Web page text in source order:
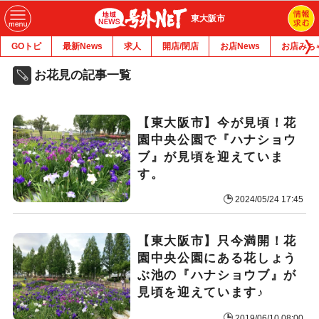
東大阪市
GOトピ 最新News 求人 開店/閉店 お店News お店みち
お花見の記事一覧
【東大阪市】今が見頃！花
園中央公園で『ハナショウ
ブ』が見頃を迎えていま
す。
2024/05/24 17:45
【東大阪市】只今満開！花
園中央公園にある花しょう
ぶ池の『ハナショウブ』が
見頃を迎えています♪